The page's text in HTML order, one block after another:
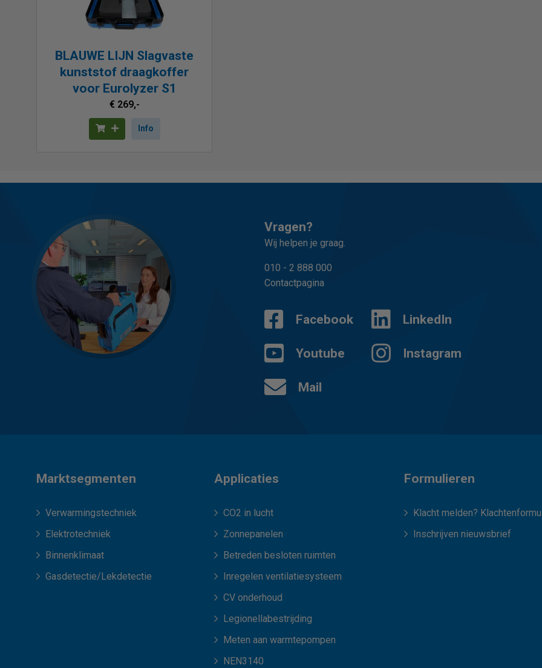
BLAUWE LIJN Slagvaste
kunststof draagkoffer
voor Eurolyzer S1
€ 269,-
Info
Vragen?
Wij helpen je graag.
010 - 2 888 000
Contactpagina
Facebook LinkedIn
Youtube Instagram
Mail
Marktsegmenten
Verwarmingstechniek
Elektrotechniek
Binnenklimaat
Gasdetectie/Lekdetectie
Applicaties
CO2 in lucht
Zonnepanelen
Betreden besloten ruimten
Inregelen ventilatiesysteem
CV onderhoud
Legionellabestrijding
Meten aan warmtepompen
NEN3140
Formulieren
Klacht melden?
Inschrijven nieuwsbrief